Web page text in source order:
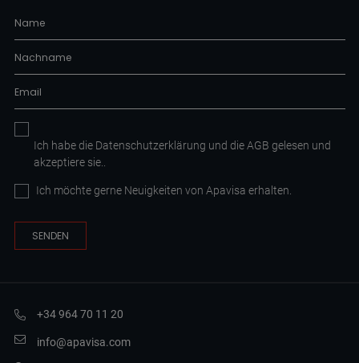
Ich habe die Datenschutzerklärung und die AGB gelesen und
akzeptiere sie..
Ich möchte gerne Neuigkeiten von Apavisa erhalten.
+34 964 70 11 20
info@apavisa.com